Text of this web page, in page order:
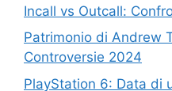
Incall vs Outcall:
Patrimonio di Andrew
Controversie 2024
PlayStation 6: Data di